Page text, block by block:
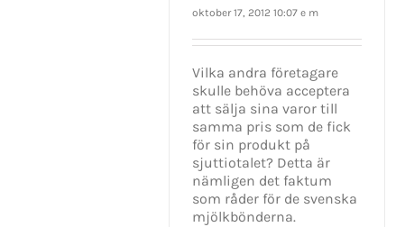
oktober 17, 2012 10:07 e m
Vilka andra företagare
skulle behöva acceptera
att sälja sina varor till
samma pris som de fick
för sin produkt på
sjuttiotalet? Detta är
nämligen det faktum
som råder för de svenska
mjölkbönderna.